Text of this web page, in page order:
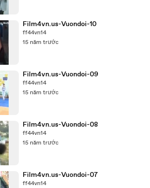
Film4vn.us-Vuondoi-10
ff44vn14
15 năm trước
Film4vn.us-Vuondoi-09
ff44vn14
15 năm trước
Film4vn.us-Vuondoi-08
ff44vn14
15 năm trước
Film4vn.us-Vuondoi-07
ff44vn14